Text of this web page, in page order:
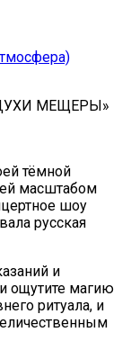
МЕЩЕРЫ»
тёмной
масштабом
шоу
русская
и
ощутите магию
ритуала, и